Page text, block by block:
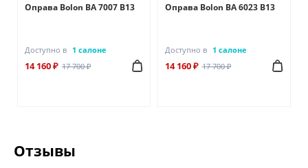
Оправа Bolon BA 7007 B13
Доступно в 1 салоне
14 160 ₽ 17 700 ₽
Оправа Bolon BA 6023 B13
Доступно в 1 салоне
14 160 ₽ 17 700 ₽
Отзывы